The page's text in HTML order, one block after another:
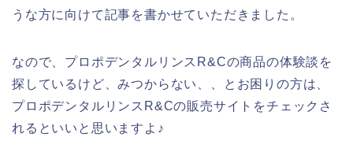
うな方に向けて記事を書かせていただきました。
なので、プロポデンタルリンスR&Cの商品の体験談を
探しているけど、みつからない、、とお困りの方は、
プロポデンタルリンスR&Cの販売サイトをチェックさ
れるといいと思いますよ♪